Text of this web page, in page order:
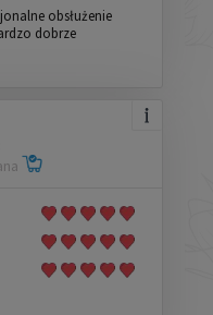
obsłużenie
dobrze